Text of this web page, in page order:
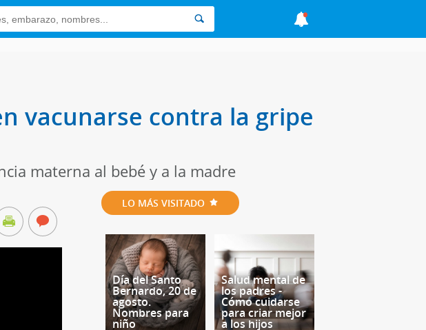
vacunarse contra la gripe
materna al bebé y a la madre
LO MÁS VISITADO
Día del Santo
Bernardo, 20 de
agosto.
Nombres para
niño
Salud mental de
los padres -
Cómo cuidarse
para criar mejor
a los hijos